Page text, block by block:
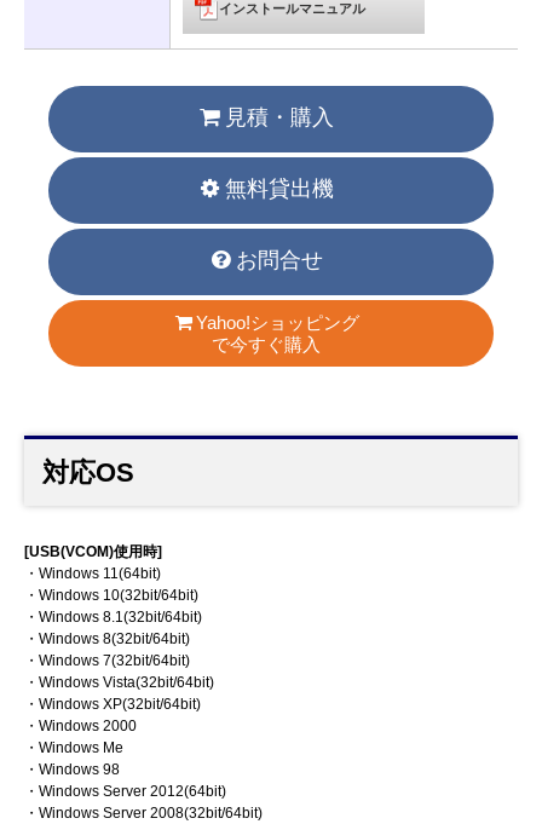
インストールマニュアル
見積・購入
無料貸出機
お問合せ
Yahoo!ショッピング
で今すぐ購入
対応OS
[USB(VCOM)使用時]
・Windows 11(64bit)
・Windows 10(32bit/64bit)
・Windows 8.1(32bit/64bit)
・Windows 8(32bit/64bit)
・Windows 7(32bit/64bit)
・Windows Vista(32bit/64bit)
・Windows XP(32bit/64bit)
・Windows 2000
・Windows Me
・Windows 98
・Windows Server 2012(64bit)
・Windows Server 2008(32bit/64bit)